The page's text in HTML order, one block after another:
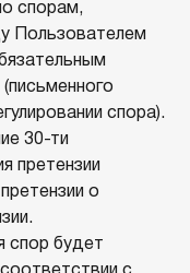
спорам,
Пользователем
спора).
30-ти
претензии
о
спор будет